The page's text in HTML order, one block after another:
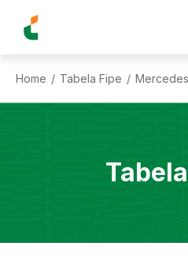
Home / Tabela Fipe /